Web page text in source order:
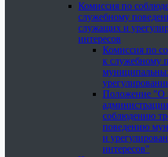
Комиссия по
служебному
служащих и
интересов
Комиссия по
к служебному
Положение "О
соблюдению
поведению
и
интересов"